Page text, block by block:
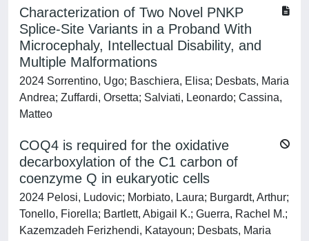
Characterization of Two Novel PNKP
Splice‐Site Variants in a Proband With
Microcephaly, Intellectual Disability, and
Multiple Malformations
2024 Sorrentino, Ugo; Baschiera, Elisa; Desbats, Maria
Andrea; Zuffardi, Orsetta; Salviati, Leonardo; Cassina,
Matteo
COQ4 is required for the oxidative
decarboxylation of the C1 carbon of
coenzyme Q in eukaryotic cells
2024 Pelosi, Ludovic; Morbiato, Laura; Burgardt, Arthur;
Tonello, Fiorella; Bartlett, Abigail K.; Guerra, Rachel M.;
Kazemzadeh Ferizhendi, Katayoun; Desbats, Maria